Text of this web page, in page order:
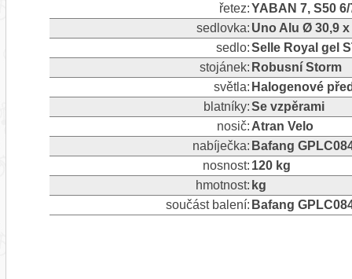
řetez:YABAN 7, S50
sedlovka: Uno Alu Ø 30,9 x
sedlo:Selle Royal gel
stojánek: Robusní Storm
světla: Halogenové
blatníky:Se vzpěrami
nosič: Atran Velo
nabíječka: Bafang
nosnost: 120 kg
hmotnost: kg
součást balení: Bafang